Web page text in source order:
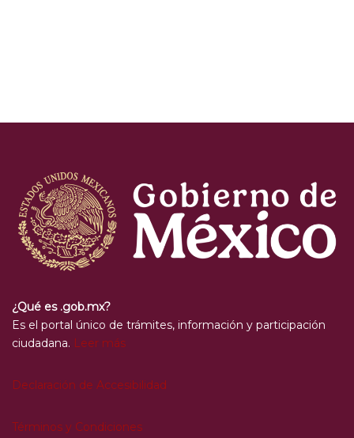
¿Qué es .gob.mx?
Es el portal único de trámites, información y participación
ciudadana. Leer más
Declaración de Accesibilidad
Términos y Condiciones